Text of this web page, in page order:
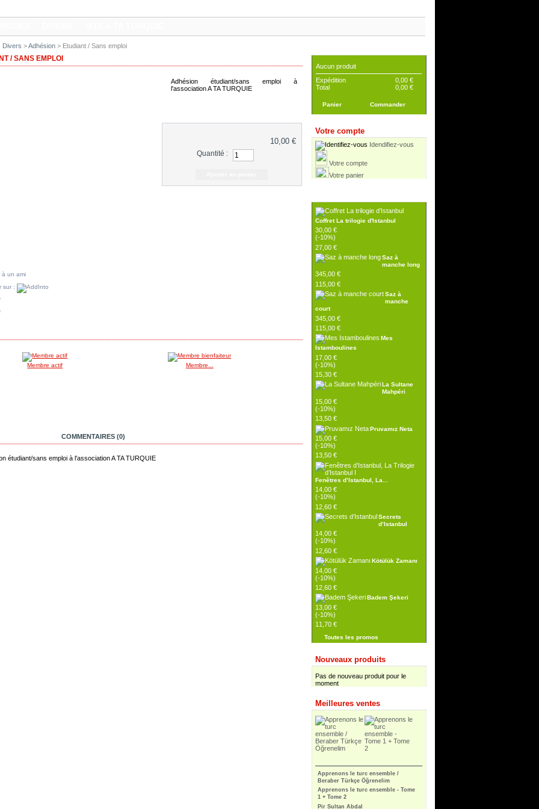
Divers >Adhésion> Etudiant / Sans emploi
/ SANS EMPLOI
à un ami
sur :
Adhésion étudiant/sans emploi à
l'association A TA TURQUIE
10,00 €
Quantité :
Membre actif Membre...
COMMENTAIRES (0)
étudiant/sans emploi à l'association A TA TURQUIE
Aucun produit
Expédition
0,00 €
Total
0,00 €
Panier Commander
Votre compte
Idendifiez-vous
Votre compte
Votre panier
Coffret La trilogie d'Istanbul
30,00 €
(-10%)
27,00 €
Saz à
manche long
345,00 €
115,00 €
Saz à
manche
court
345,00 €
115,00 €
Mes
Istamboulines
17,00 €
(-10%)
15,30 €
La Sultane
Mahpéri
15,00 €
(-10%)
13,50 €
Pruvamız Neta
15,00 €
(-10%)
13,50 €
Fenêtres d’Istanbul, La...
14,00 €
(-10%)
12,60 €
Secrets
d’Istanbul
14,00 €
(-10%)
12,60 €
Kötülük Zamanı
14,00 €
(-10%)
12,60 €
Badem Şekeri
13,00 €
(-10%)
11,70 €
Toutes les promos
Nouveaux produits
Pas de nouveau produit pour le
moment
Meilleures ventes
Apprenons le turc ensemble /
Beraber Türkçe Öğrenelim
Apprenons le turc ensemble - Tome
1 + Tome 2
Pir Sultan Abdal